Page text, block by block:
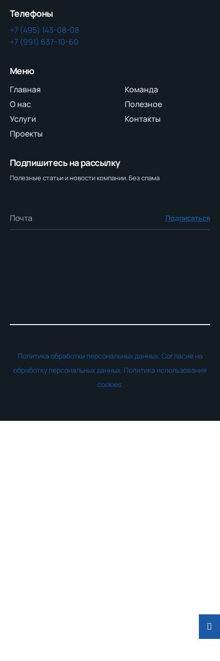
Телефоны
+7 (495) 143-08-08
+7 (991) 637-10-60
Меню
Главная
О нас
Услуги
Проекты
Команда
Полезное
Контакты
Подпишитесь на рассылку
Полезные статьи и новости компании. Без спама
Подписаться
Политика обработки персональных данных. Согласие на
обработку персональных данных. Политика использования
cookies.